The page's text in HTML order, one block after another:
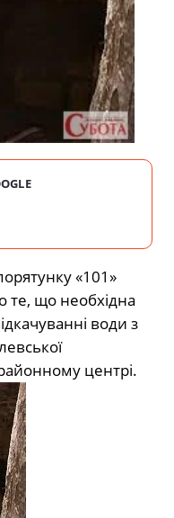
«101»
те, що необхідна
води з
центрі.